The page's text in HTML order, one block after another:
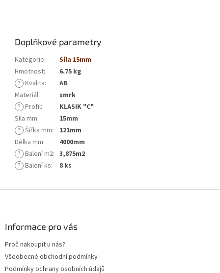
Doplňkové parametry
Kategorie:
Síla 15mm
Hmotnost:
6.75 kg
? Kvalita:
AB
Materiál:
smrk
? Profil:
KLASIK "C"
Síla mm:
15mm
? Šířka mm:
121mm
Délka mm:
4000mm
? Balení m2: 3,875m2
? Balení ks: 8 ks
Informace pro vás
Proč nakoupit u nás?
Všeobecné obchodní podmínky
Podmínky ochrany osobních údajů